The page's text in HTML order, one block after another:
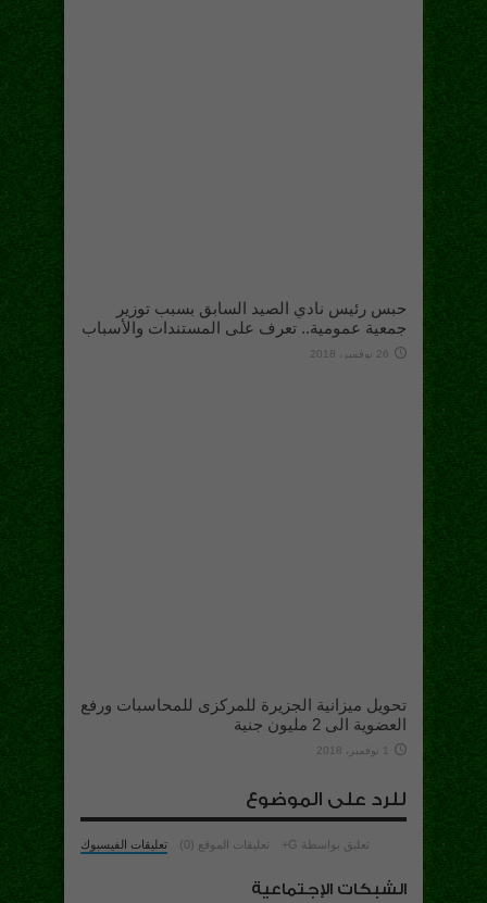
حبس رئيس نادي الصيد السابق بسبب توزير
جمعية عمومية.. تعرف على المستندات والأسباب
26 نوفمبر، 2018
تحويل ميزانية الجزيرة للمركزى للمحاسبات ورفع
العضوية الى 2 مليون جنية
1 نوفمبر، 2018
للرد على الموضوع
تعليقات الفيسبوك تعليقات الموقع (0) تعليق بواسطة G+
الشبكات الإجتماعية